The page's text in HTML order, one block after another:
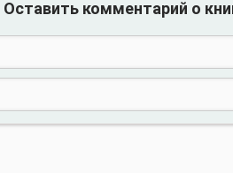
Оставить комментарий о